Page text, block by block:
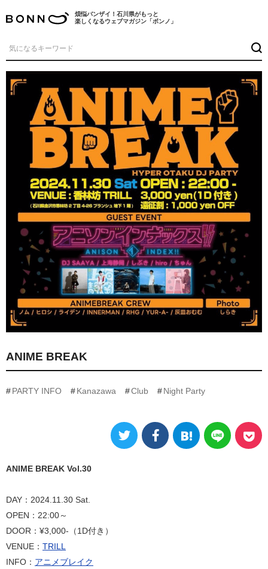
煩悩バンザイ！石川県がもっと
楽しくなるウェブマガジン「ボンノ」
ANIME BREAK
PARTY INFO Kanazawa Club Night Party
ANIME BREAK Vol.30
DAY：2024.11.30 Sat.
OPEN：22:00～
DOOR：¥3,000-（1D付き）
VENUE： TRILL
INFO： アニメブレイク